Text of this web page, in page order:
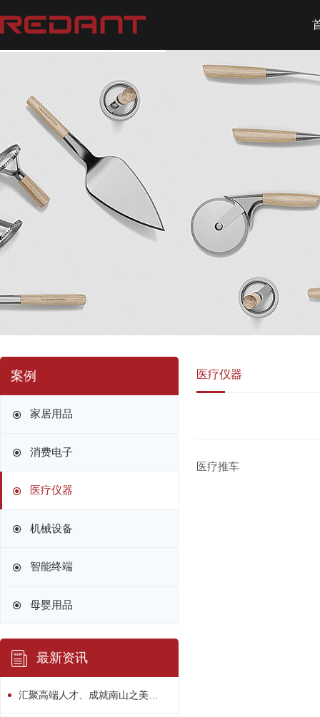
案例
家居用品
消费电子
医疗仪器
机械设备
智能终端
母婴用品
最新资讯
汇聚高端人才、成就南山之美！南山区“人才日”系列活动精彩绽放
医疗仪器
医疗推车